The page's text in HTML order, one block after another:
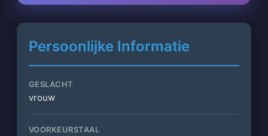
Persoonlijke Informatie
GESLACHT
vrouw
VOORKEURSTAAL